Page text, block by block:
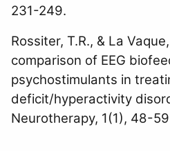
231-249.
Rossiter, T.R., & La
comparison of EEG
psychostimulants in
deficit/hyperactivity
Neurotherapy, 1(1), 48-